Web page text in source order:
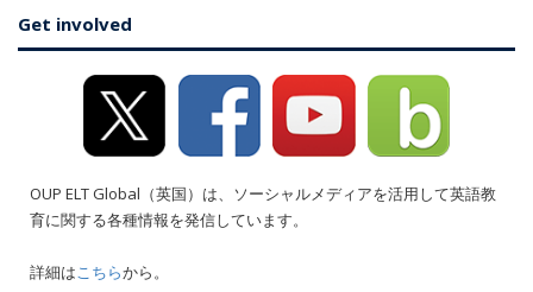
Get involved
OUP ELT Global（英国）は、ソーシャルメディアを活用して英語教
育に関する各種情報を発信しています。
詳細は こちらから。